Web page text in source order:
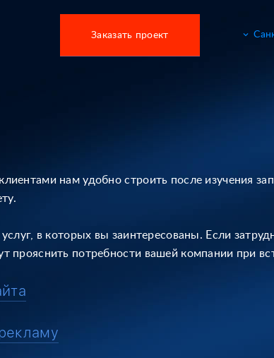
Заказать проект keyboard_arrow_down
нам удобно строить после изучения
в которых вы заинтересованы. Если
прояснить потребности вашей компании при